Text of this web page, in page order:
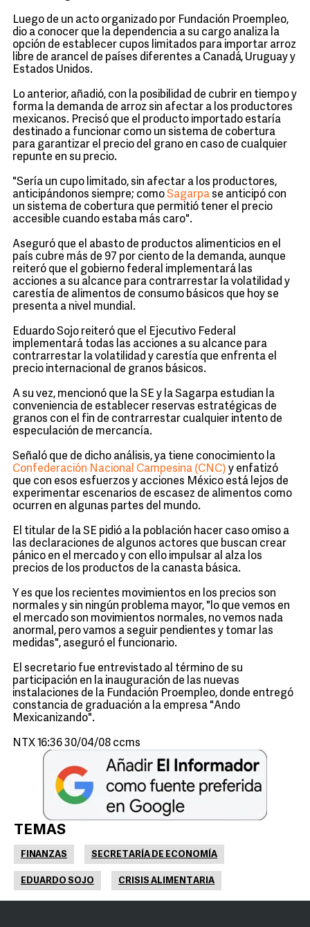
Luego de un acto organizado por Fundación Proempleo,
dio a conocer que la dependencia a su cargo analiza la
opción de establecer cupos limitados para importar arroz
libre de arancel de países diferentes a Canadá, Uruguay y
Estados Unidos.
Lo anterior, añadió, con la posibilidad de cubrir en tiempo y
forma la demanda de arroz sin afectar a los productores
mexicanos. Precisó que el producto importado estaría
destinado a funcionar como un sistema de cobertura
para garantizar el precio del grano en caso de cualquier
repunte en su precio.
"Sería un cupo limitado, sin afectar a los productores,
anticipándonos siempre; comoSagarpase anticipó con
un sistema de cobertura que permitió tener el precio
accesible cuando estaba más caro".
Aseguró que el abasto de productos alimenticios en el
país cubre más de 97 por ciento de la demanda, aunque
reiteró que el gobierno federal implementará las
acciones a su alcance para contrarrestar la volatilidad y
carestía de alimentos de consumo básicos que hoy se
presenta a nivel mundial.
Eduardo Sojo reiteró que el Ejecutivo Federal
implementará todas las acciones a su alcance para
contrarrestar la volatilidad y carestía que enfrenta el
precio internacional de granos básicos.
A su vez, mencionó que la SE y la Sagarpa estudian la
conveniencia de establecer reservas estratégicas de
granos con el fin de contrarrestar cualquier intento de
especulación de mercancía.
Señaló que de dicho análisis, ya tiene conocimiento la
Confederación Nacional Campesina (CNC) y enfatizó
que con esos esfuerzos y acciones México está lejos de
experimentar escenarios de escasez de alimentos como
ocurren en algunas partes del mundo.
El titular de la SE pidió a la población hacer caso omiso a
las declaraciones de algunos actores que buscan crear
pánico en el mercado y con ello impulsar al alza los
precios de los productos de la canasta básica.
Y es que los recientes movimientos en los precios son
normales y sin ningún problema mayor, "lo que vemos en
el mercado son movimientos normales, no vemos nada
anormal, pero vamos a seguir pendientes y tomar las
medidas", aseguró el funcionario.
El secretario fue entrevistado al término de su
participación en la inauguración de las nuevas
instalaciones de la Fundación Proempleo, donde entregó
constancia de graduación a la empresa "Ando
Mexicanizando".
NTX 16:36 30/04/08 ccms
TEMAS
FINANZAS SECRETARÍA DE ECONOMÍA
EDUARDO SOJO CRISIS ALIMENTARIA